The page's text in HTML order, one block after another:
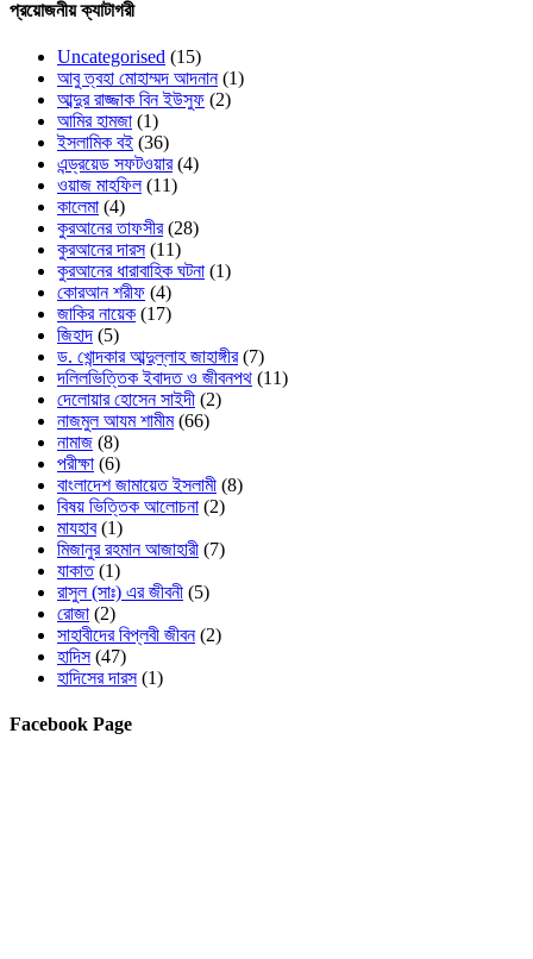
প্রয়োজনীয় ক্যাটাগরী
Uncategorised (15)
আবু ত্বহা মোহাম্মদ আদনান(1)
আব্দুর রাজ্জাক বিন ইউসুফ (2)
আমির হামজা (1)
ইসলামিক বই (36)
এন্ড্রয়েড সফটওয়ার(4)
ওয়াজ মাহফিল(11)
কালেমা (4)
কুরআনের তাফসীর(28)
কুরআনের দারস(11)
কুরআনের ধারাবাহিক ঘটনা (1)
কোরআন শরীফ (4)
জাকির নায়েক (17)
জিহাদ (5)
ড. খোন্দকার আব্দুল্লাহ জাহাঙ্গীর(7)
দলিলভিত্তিক ইবাদত ও জীবনপথ (11)
দেলোয়ার হোসেন সাইদী (2)
নাজমুল আযম শামীম(66)
নামাজ (8)
পরীক্ষা (6)
বাংলাদেশ জামায়েত ইসলামী (8)
বিষয় ভিত্তিক আলোচনা (2)
মাযহাব(1)
মিজানুর রহমান আজাহারী (7)
যাকাত(1)
রাসুল (সাঃ) এর জীবনী (5)
রোজা (2)
সাহাবীদের বিপ্লবী জীবন(2)
হাদিস(47)
হাদিসের দারস(1)
Facebook Page